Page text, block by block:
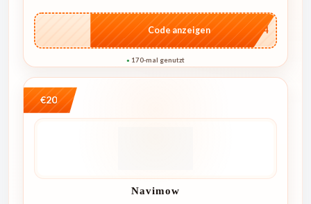
…1744
Code anzeigen
● 170-mal genutzt
€20
Navimow